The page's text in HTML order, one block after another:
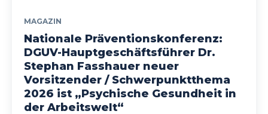
MAGAZIN
Nationale Präventionskonferenz:
DGUV-Hauptgeschäftsführer Dr.
Stephan Fasshauer neuer
Vorsitzender / Schwerpunktthema
2026 ist „Psychische Gesundheit in
der Arbeitswelt“